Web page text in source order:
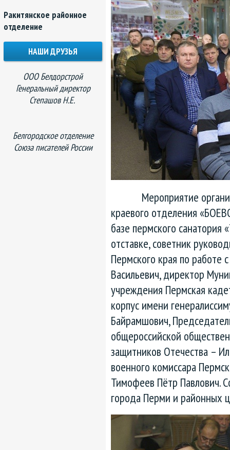
Мероприятие
краевого отделения
базе пермского
отставке, советник
Пермского края по работе
Васильевич, директор
учреждения Пермская
корпус имени
Байрамшович,
общероссийской
защитников Отечества –
военного комиссара
Тимофеев Пётр Павлович.
города Перми и районных
Ракитянское районное
отделение
НАШИ ДРУЗЬЯ
ООО Белдорстрой
Генеральный директор
Степашов Н.Е.
Белгородское отделение
Союза писателей России